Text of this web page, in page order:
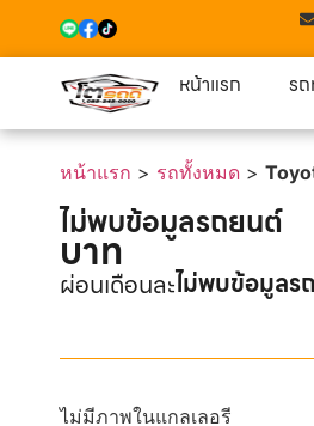
หน้าแรก ร
หน้าแรก > รถทั้งหมด >
ไม่พบข้อมูลรถยนต์
บาท
ผ่อนเดือนละไม่พบข้อมูลร
ไม่มีภาพในแกลเลอรี